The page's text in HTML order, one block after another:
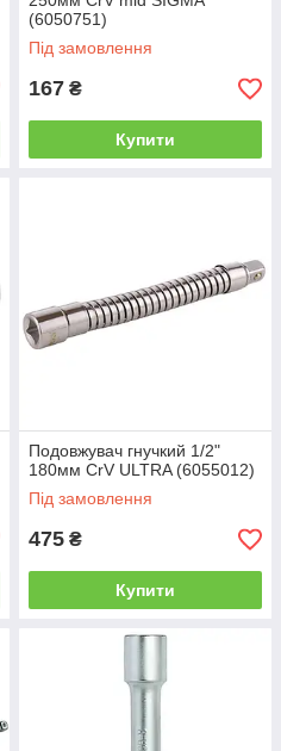
(6050751)
Під замовлення
167 ₴
Купити
Подовжувач гнучкий 1/2"
180мм CrV ULTRA (6055012)
Під замовлення
475 ₴
Купити